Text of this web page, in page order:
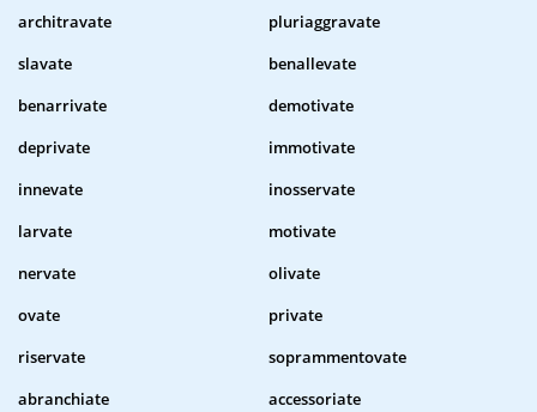
architravate
pluriaggravate
slavate
benallevate
benarrivate
demotivate
deprivate
immotivate
innevate
inosservate
larvate
motivate
nervate
olivate
ovate
private
riservate
soprammentovate
abranchiate
accessoriate